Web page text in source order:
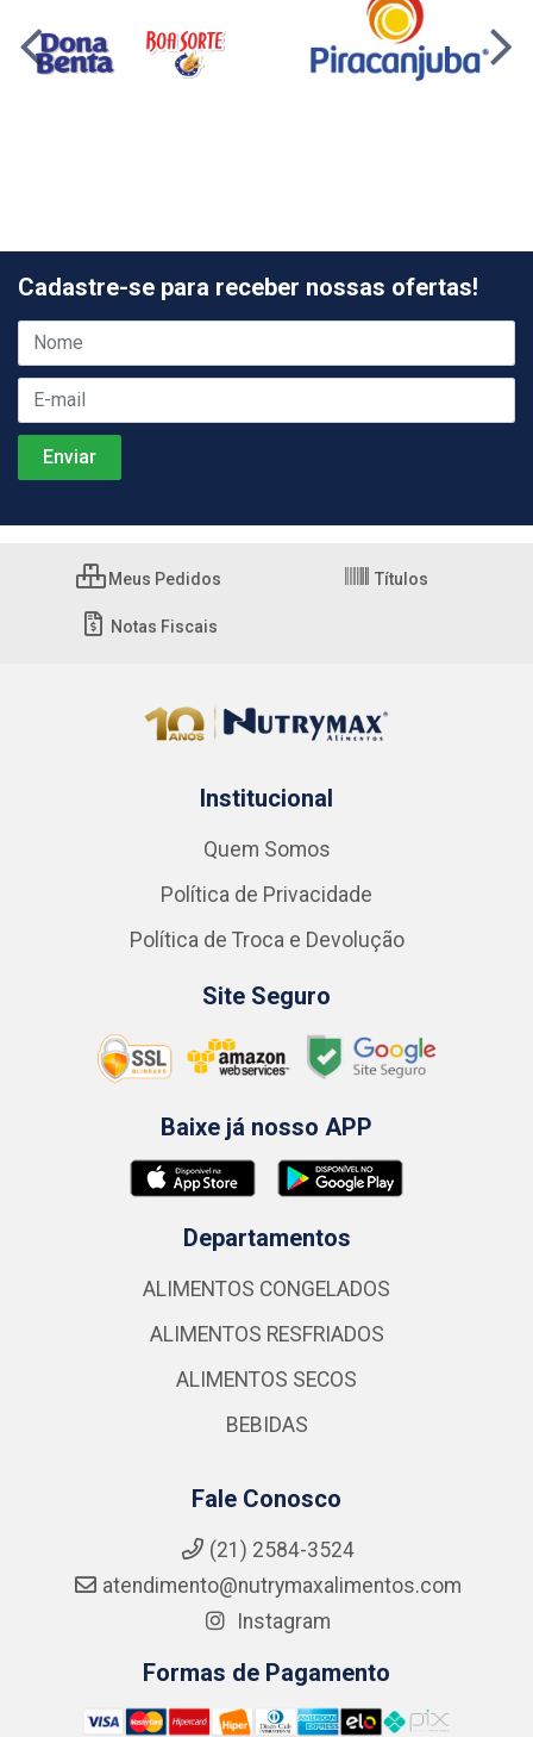
Cadastre-se para receber nossas ofertas!
Meus Pedidos Títulos
Notas Fiscais
Institucional
Quem Somos
Política de Privacidade
Política de Troca e Devolução
Site Seguro
Baixe já nosso APP
Departamentos
ALIMENTOS CONGELADOS
ALIMENTOS RESFRIADOS
ALIMENTOS SECOS
BEBIDAS
Fale Conosco
(21) 2584-3524
atendimento@nutrymaxalimentos.com
Instagram
Formas de Pagamento